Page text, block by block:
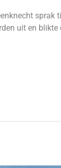
sprak
uit en